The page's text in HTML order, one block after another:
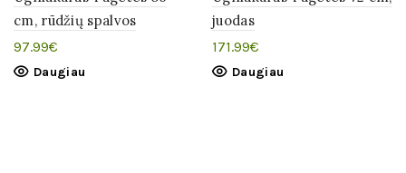
cm, rūdžių spalvos
97.99€
Daugiau
juodas
171.99€
Daugiau